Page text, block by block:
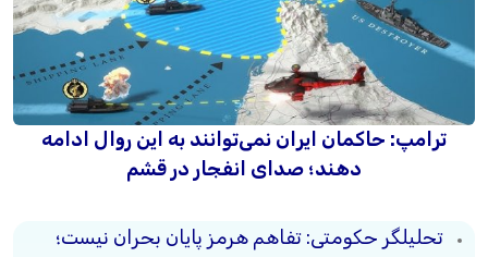
ترامپ: حاکمان ایران نمی‌توانند به این روال ادامه
دهند؛ صدای انفجار در قشم
تحلیلگر حکومتی: تفاهم هرمز پایان بحران نیست؛